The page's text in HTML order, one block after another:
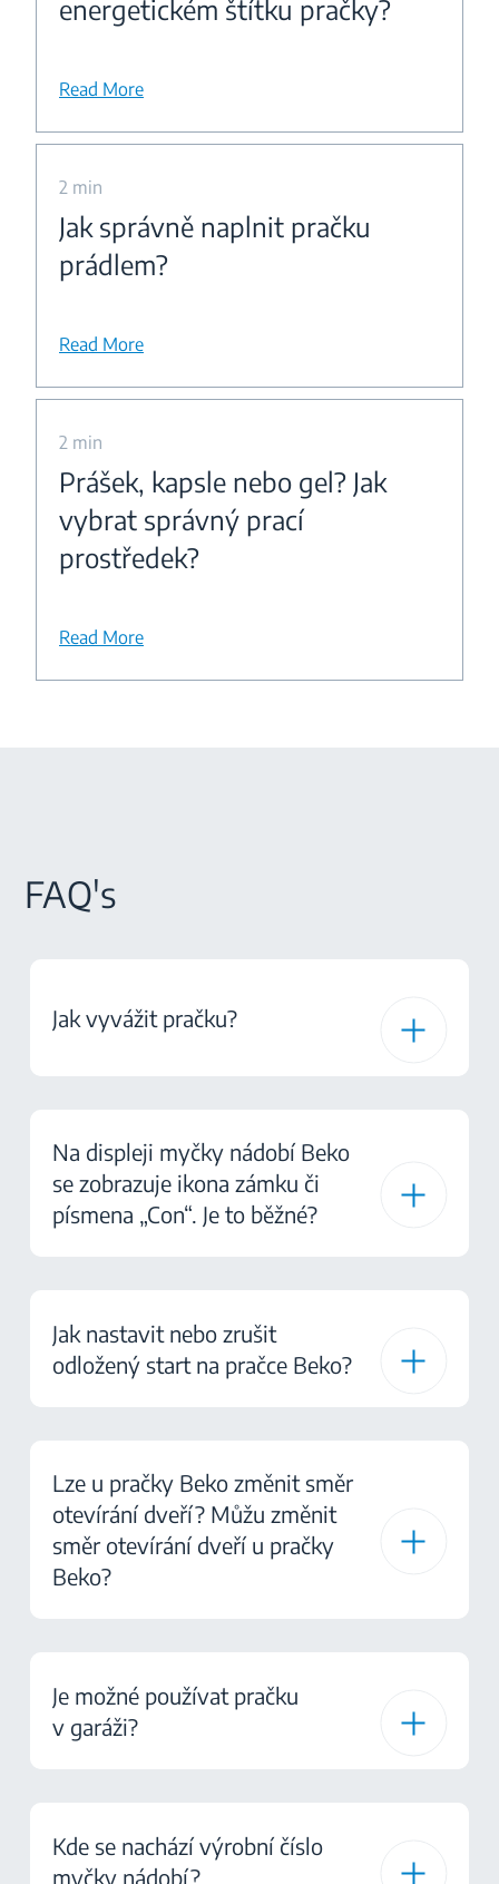
energetickém štítku pračky?
Read More
2 min
Jak správně naplnit pračku
prádlem?
Read More
2 min
Prášek, kapsle nebo gel? Jak
vybrat správný prací
prostředek?
Read More
FAQ's
Jak vyvážit pračku?
Na displeji myčky nádobí Beko
se zobrazuje ikona zámku či
písmena „Con“. Je to běžné?
Jak nastavit nebo zrušit
odložený start na pračce Beko?
Lze u pračky Beko změnit směr
otevírání dveří? Můžu změnit
směr otevírání dveří u pračky
Beko?
Je možné používat pračku
v garáži?
Kde se nachází výrobní číslo
myčky nádobí?